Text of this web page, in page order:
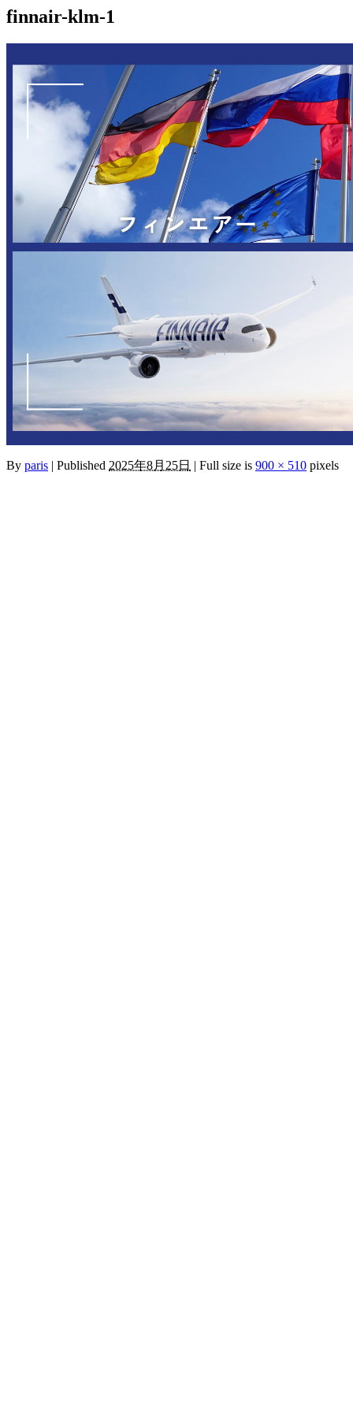
finnair-klm-1
By paris | Published 2025年8月25日 | Full size is 900 × 510 pixels